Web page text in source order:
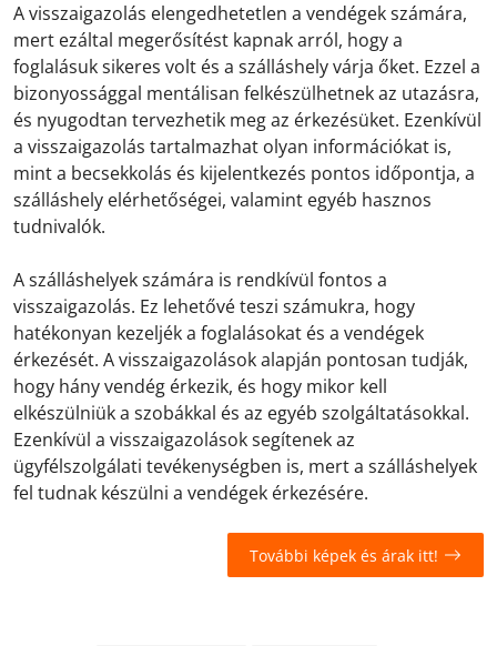
A visszaigazolás elengedhetetlen a vendégek számára,
mert ezáltal megerősítést kapnak arról, hogy a
foglalásuk sikeres volt és a szálláshely várja őket. Ezzel a
bizonyossággal mentálisan felkészülhetnek az utazásra,
és nyugodtan tervezhetik meg az érkezésüket. Ezenkívül
a visszaigazolás tartalmazhat olyan információkat is,
mint a becsekkolás és kijelentkezés pontos időpontja, a
szálláshely elérhetőségei, valamint egyéb hasznos
tudnivalók.
A szálláshelyek számára is rendkívül fontos a
visszaigazolás. Ez lehetővé teszi számukra, hogy
hatékonyan kezeljék a foglalásokat és a vendégek
érkezését. A visszaigazolások alapján pontosan tudják,
hogy hány vendég érkezik, és hogy mikor kell
elkészülniük a szobákkal és az egyéb szolgáltatásokkal.
Ezenkívül a visszaigazolások segítenek az
ügyfélszolgálati tevékenységben is, mert a szálláshelyek
fel tudnak készülni a vendégek érkezésére.
További képek és árak itt!